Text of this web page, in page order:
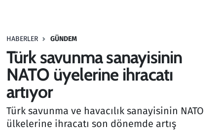
HABERLER GÜNDEM
Türk savunma sanayisinin
NATO üyelerine ihracatı
artıyor
Türk savunma ve havacılık sanayisinin NATO
ülkelerine ihracatı son dönemde artış
Haber
Kültür Sanat
Kurumsal Haberler
Lezzet Durağı